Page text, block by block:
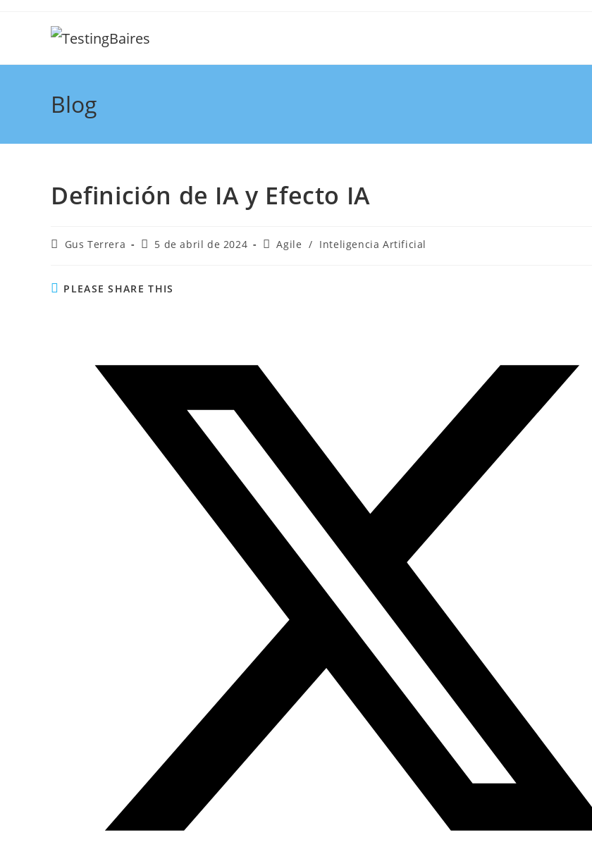
Blog
Definición de IA y Efecto IA
Gus Terrera 5 de abril de 2024 Agile / Inteligencia Artificial
PLEASE SHARE THIS